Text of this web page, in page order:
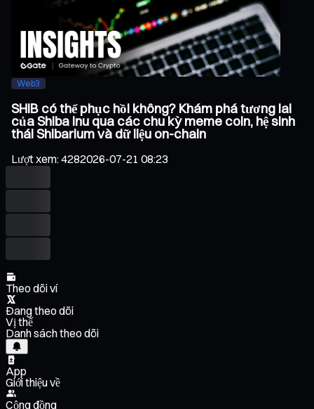
Web3
SHIB có thể phục hồi không? Khám phá tương lai
của Shiba Inu qua các chu kỳ meme coin, hệ sinh
thái Shibarium và dữ liệu on-chain
Lượt xem:4282026-07-21 08:23
Theo dõi ví
Đang theo dõi
Vị thế
Danh sách theo dõi
App
Giới thiệu về
Cộng đồng